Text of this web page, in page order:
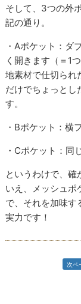
そして、3つの外
記の通り。
・Aポケット：ダ
く開きます（＝1
地素材で仕切られ
だけでちょっとし
す。
・Bポケット：横
・Cポケット：同
というわけで、確
いえ、メッシュポ
で、それを加味す
実力です！
次ペ